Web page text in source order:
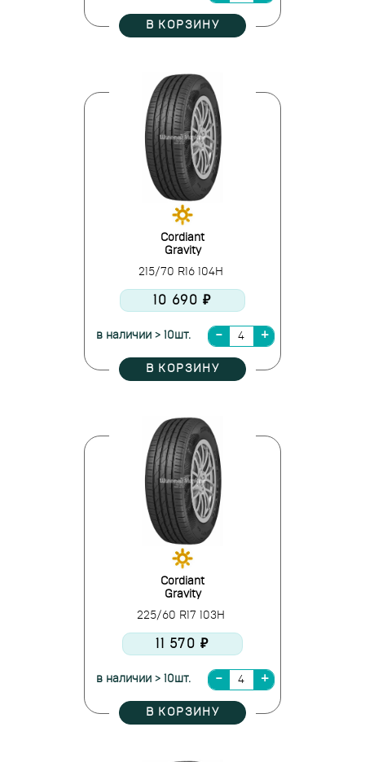
В КОРЗИНУ
Cordiant
Gravity
215/70 R16 104H
10 690 ₽
в наличии > 10шт.
В КОРЗИНУ
Cordiant
Gravity
225/60 R17 103H
11 570 ₽
в наличии > 10шт.
В КОРЗИНУ